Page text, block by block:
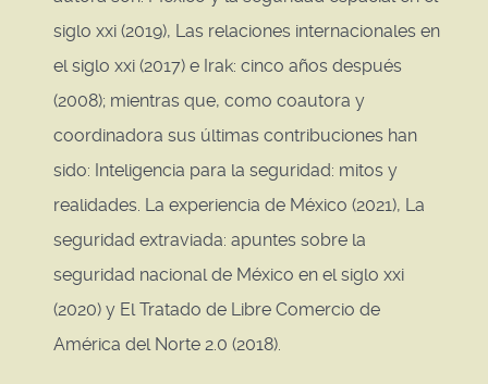
siglo xxi (2019), Las relaciones internacionales en
el siglo xxi (2017) e Irak: cinco años después
(2008); mientras que, como coautora y
coordinadora sus últimas contribuciones han
sido: Inteligencia para la seguridad: mitos y
realidades. La experiencia de México (2021), La
seguridad extraviada: apuntes sobre la
seguridad nacional de México en el siglo xxi
(2020) y El Tratado de Libre Comercio de
América del Norte 2.0 (2018).